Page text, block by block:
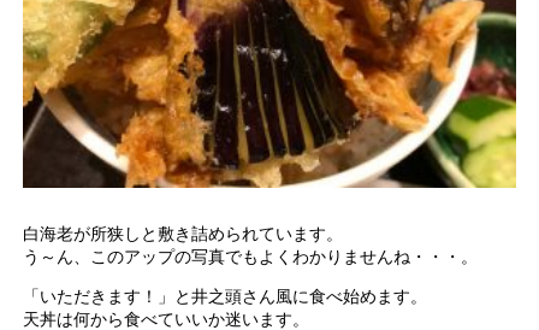
白海老が所狭しと敷き詰められています。
う～ん、このアップの写真でもよくわかりませんね・・・。
「いただきます！」と井之頭さん風に食べ始めます。
天丼は何から食べていいか迷います。